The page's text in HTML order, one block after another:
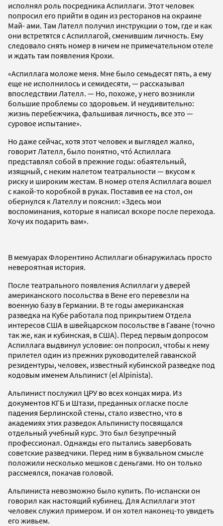
исполнял роль посредника Аспиллаги. Этот человек
попросил его прийти в один из ресторанов на окраине
Май- ами. Там Лателл получил инструкции о том, где и как
они встретятся с Аспиллагой, сменившим личность. Ему
следовало снять номер в ничем не примечательном отеле
и ждать там появления Крохи.
«Аспиллага моложе меня. Мне было семьдесят пять, а ему
еще не исполнилось и семидесяти, — рассказывал
впоследствии Лателл. — Но, похоже, у него возникли
большие проблемы со здоровьем. И неудивительно:
жизнь перебежчика, фальшивая личность, все это —
суровое испытание».
Но даже сейчас, хотя этот человек и выглядел жалко,
говорит Лателл, было понятно, чтó Аспиллага
представлял собой в прежние годы: обаятельный,
изящный, с неким налетом театральности — вкусом к
риску и широким жестам. В номер отеля Аспиллага вошел
с какой-то коробкой в руках. Поставив ее на стол, он
обернулся к Лателлу и пояснил: «Здесь мои
воспоминания, которые я написал вскоре после перехода.
Хочу их подарить вам».
В мемуарах Флорентино Аспиллаги обнаружилась просто
невероятная история.
После театрального появления Аспиллаги у дверей
американского посольства в Вене его перевезли на
военную базу в Германии. В те годы американская
разведка на Кубе работала под прикрытием Отдела
интересов США в швейцарском посольстве в Гаване (точно
так же, как и кубинская, в США). Перед первым допросом
Аспиллага выдвинул условие: он попросил, чтобы к нему
прилетел один из прежних руководителей гаванской
резидентуры, человек, известный кубинской разведке под
кодовым именем Альпинист (el Alpinista).
Альпинист послужил ЦРУ во всех концах мира. Из
документов КГБ и Штази, преданных огласке после
падения Берлинской стены, стало известно, что в
академиях этих разведок Альпинисту посвящался
отдельный учебный курс. Это был безупречный
профессионал. Однажды его пытались завербовать
советские разведчики. Перед ним в буквальном смысле
положили несколько мешков с деньгами. Но он только
рассмеялся, покачав головой.
Альпиниста невозможно было купить. По-испански он
говорил как настоящий кубинец. Для Аспиллаги этот
человек служил примером. И он хотел наконец-то увидеть
его живьем.